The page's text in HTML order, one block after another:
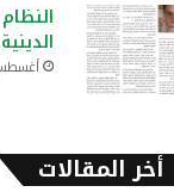
أغسطس 5,
أخر المقالات